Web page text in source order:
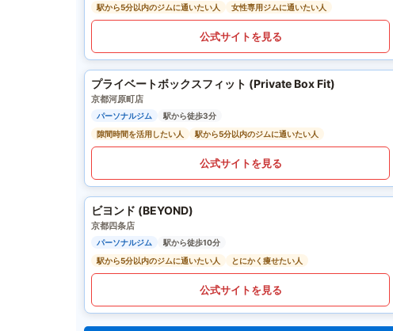
駅から5分以内のジムに通いたい人
女性専用ジムに通いたい人
公式サイトを見る
プライベートボックスフィット (Private Box Fit)
京都河原町店
パーソナルジム
駅から徒歩3分
隙間時間を活用したい人
駅から5分以内のジムに通いたい人
公式サイトを見る
ビヨンド (BEYOND)
京都四条店
パーソナルジム
駅から徒歩10分
駅から5分以内のジムに通いたい人
とにかく痩せたい人
公式サイトを見る